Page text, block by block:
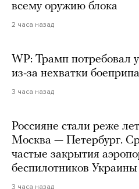
всему оружию блока
2 часа назад
WP: Трамп потребовал
из-за нехватки
3 часа назад
Россияне стали реже
Москва — Петербург.
частые закрытия
беспилотников Украины
3 часа назад